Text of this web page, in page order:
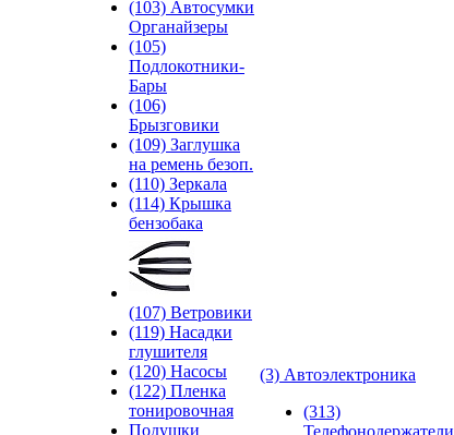
(103) Автосумки
Органайзеры
(105)
Подлокотники-
Бары
(106)
Брызговики
(109) Заглушка
на ремень безоп.
(110) Зеркала
(114) Крышка
бензобака
(107) Ветровики
(119) Насадки
глушителя
(120) Насосы
(122) Пленка
тонировочная
Подушки
(3) Автоэлектроника
(313)
Телефонодержатели